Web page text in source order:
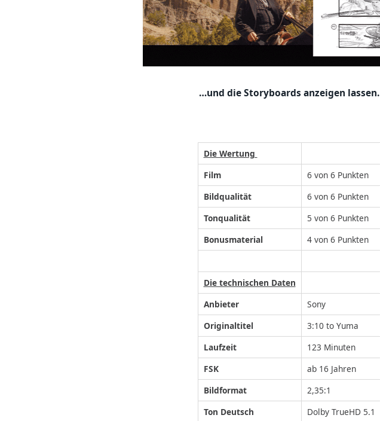
…und die Storyboards anzeigen lassen.
Die Wertung
Film
6 von 6 Punkten
Bildqualität
6 von 6 Punkten
Tonqualität
5 von 6 Punkten
Bonusmaterial
4 von 6 Punkten
Die technischen Daten
Anbieter
Sony
Originaltitel
3:10 to Yuma
Laufzeit
123 Minuten
FSK
ab 16 Jahren
Bildformat
2,35:1
Ton Deutsch
Dolby TrueHD 5.1